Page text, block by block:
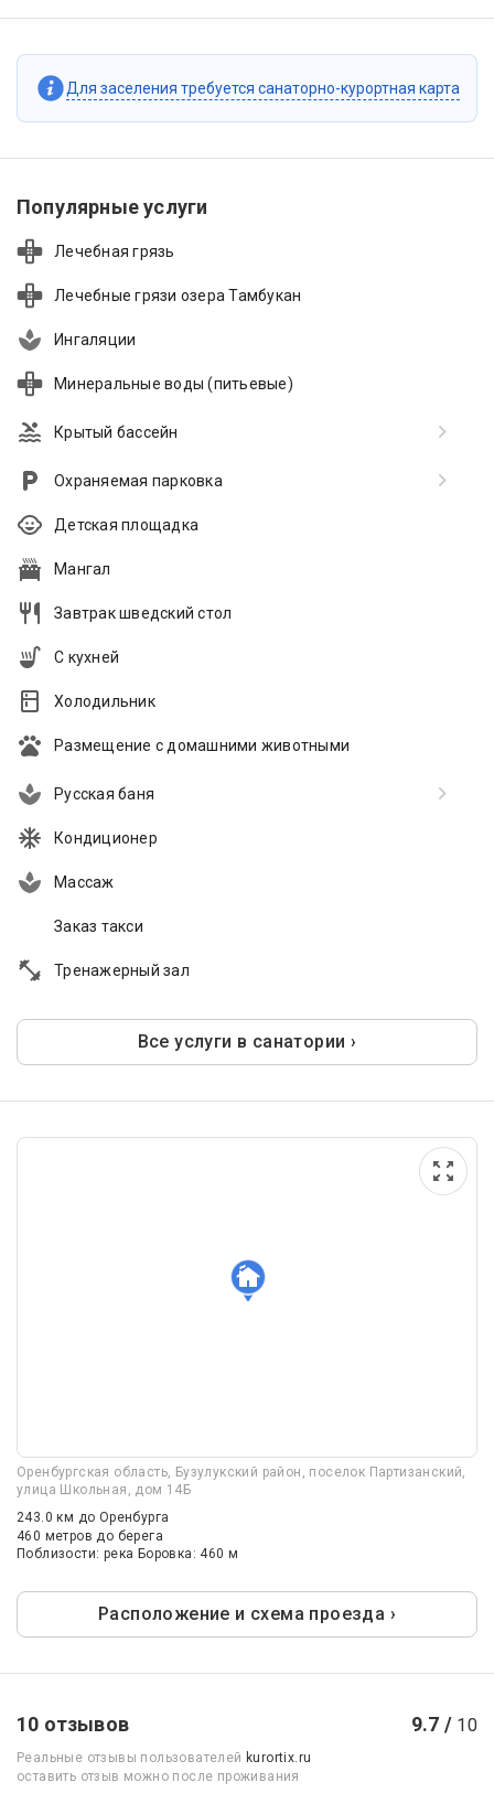
Для заселения требуется санаторно-курортная карта
Популярные услуги
Лечебная грязь
Лечебные грязи озера Тамбукан
Ингаляции
Минеральные воды (питьевые)
Крытый бассейн
Охраняемая парковка
Детская площадка
Мангал
Завтрак шведский стол
С кухней
Холодильник
Размещение с домашними животными
Русская баня
Кондиционер
Массаж
Заказ такси
Тренажерный зал
Все услуги в санатории ›
Оренбургская область, Бузулукский район, поселок Партизанский,
улица Школьная, дом 14Б
243.0 км до Оренбурга
460 метров до берега
Поблизости: река Боровка: 460 м
Расположение и схема проезда ›
10 отзывов 9.7 / 10
Реальные отзывы пользователей kurortix.ru
оставить отзыв можно после проживания